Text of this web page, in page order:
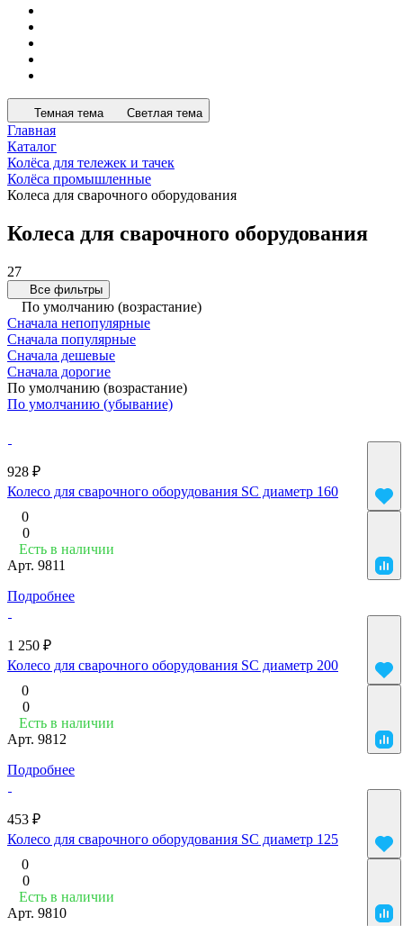
Темная тема Светлая тема
Главная
Каталог
Колёса для тележек и тачек
Колёса промышленные
Колеса для сварочного оборудования
Колеса для сварочного оборудования
27
Все фильтры
По умолчанию (возрастание)
Сначала непопулярные
Сначала популярные
Сначала дешевые
Сначала дорогие
По умолчанию (возрастание)
По умолчанию (убывание)
928 ₽
Колесо для сварочного оборудования SC диаметр 160
0
0
Есть в наличии
Арт. 9811
Подробнее
1 250 ₽
Колесо для сварочного оборудования SC диаметр 200
0
0
Есть в наличии
Арт. 9812
Подробнее
453 ₽
Колесо для сварочного оборудования SC диаметр 125
0
0
Есть в наличии
Арт. 9810